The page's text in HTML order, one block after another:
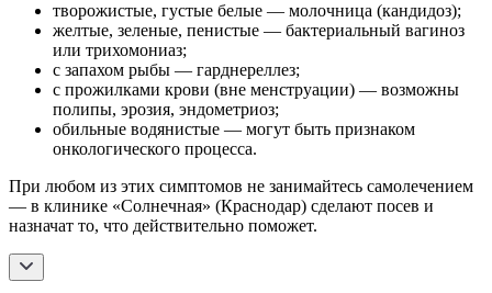
творожистые, густые белые — молочница (кандидоз);
желтые, зеленые, пенистые — бактериальный вагиноз
или трихомониаз;
с запахом рыбы — гарднереллез;
с прожилками крови (вне менструации) — возможны
полипы, эрозия, эндометриоз;
обильные водянистые — могут быть признаком
онкологического процесса.
При любом из этих симптомов не занимайтесь самолечением
— в клинике «Солнечная» (Краснодар) сделают посев и
назначат то, что действительно поможет.